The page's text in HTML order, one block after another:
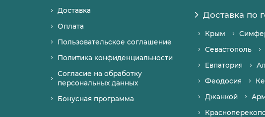
Доставка
Оплата
Пользовательское соглашение
Политика конфиденциальности
Согласие на обработку
персональных данных
Бонусная программа
Доставка по
Крым
Севастополь
Евпатория
Феодосия
Джанкой